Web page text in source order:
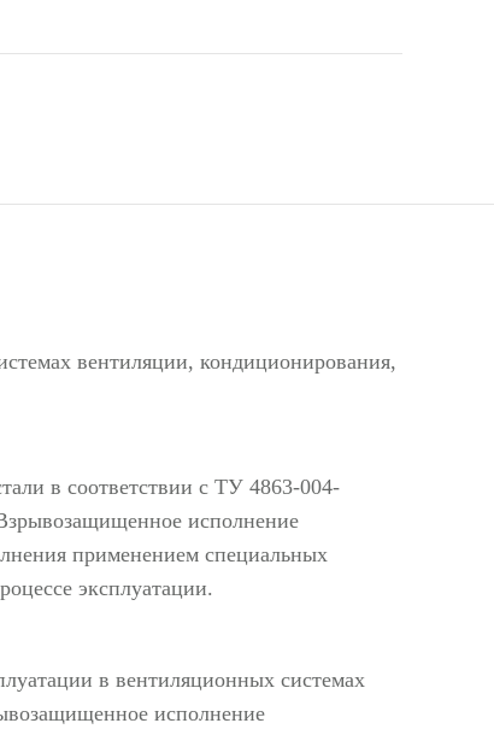
вентиляции, кондиционирования,
в соответствии с ТУ 4863-004-
исполнение
применением специальных
эксплуатации.
в вентиляционных системах
исполнение